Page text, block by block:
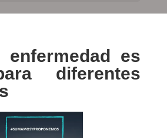
enfermedad es
diferentes